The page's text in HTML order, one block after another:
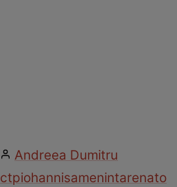
Andreea Dumitru
ctpiohannisamenintarenato